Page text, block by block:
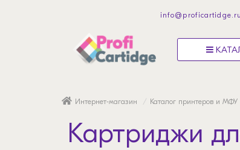
info@proficartidge.ru
Интернет-магазин Каталог принтеров и МФУ
Картриджи